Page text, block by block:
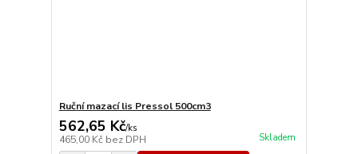
Ruční mazací lis Pressol 500cm3
562,65 Kč/ks
465,00 Kč bez DPH Skladem